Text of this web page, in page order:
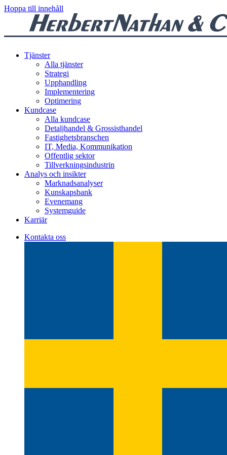
Hoppa till innehåll
Tjänster
Alla tjänster
Strategi
Upphandling
Implementering
Optimering
Kundcase
Alla kundcase
Detaljhandel & Grossisthandel
Fastighetsbranschen
IT, Media, Kommunikation
Offentlig sektor
Tillverkningsindustrin
Analys och insikter
Marknadsanalyser
Kunskapsbank
Evenemang
Systemguide
Karriär
Kontakta oss